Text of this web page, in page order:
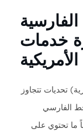
خدمات
تحديات تتجاوز
الفارسي
ما تحتوي على